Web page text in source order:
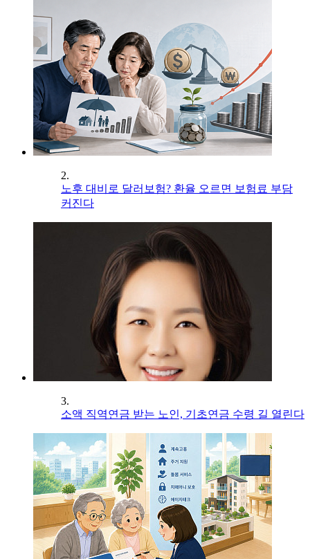
2.
노후 대비로 달러보험? 환율 오르면 보험료 부담
커진다
3.
소액 직역연금 받는 노인, 기초연금 수령 길 열린다